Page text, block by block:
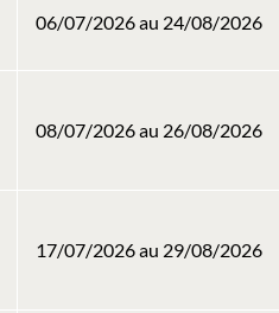
06/07/2026 au 24/08/2026
08/07/2026 au 26/08/2026
17/07/2026 au 29/08/2026